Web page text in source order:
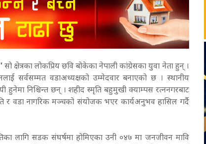
सो क्षेत्रका लोकप्रिय छवि बोकेका नेपाली कांग्रेसका युवा नेता हुन् ।
सर्वसम्मत वडाअध्यक्षको उम्मेदवार बनाएको छ । स्थानीय
हुनेमा निश्चिन्त छन् । शहीद स्मृति बहुमुखी क्याम्पस रत्ननगरबाट
र वडा नागरिक मञ्चको संयोजक भएर कार्यअनुभव हासिल गर्दै
लागि सडक संघर्षमा होमिएका उनी ०४७ मा जनजीवन मावि